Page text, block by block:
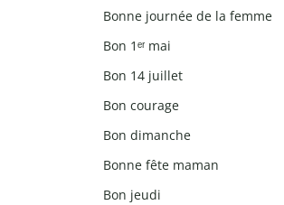
Bonne journée de la femme
Bon 1ᵉʳ mai
Bon 14 juillet
Bon courage
Bon dimanche
Bonne fête maman
Bon jeudi